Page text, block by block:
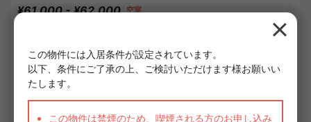
¥61,000 - ¥62,000 空室
短期契約（マンスリー） 家具・家電付き 敷金なし
礼金なし
詳細を見る